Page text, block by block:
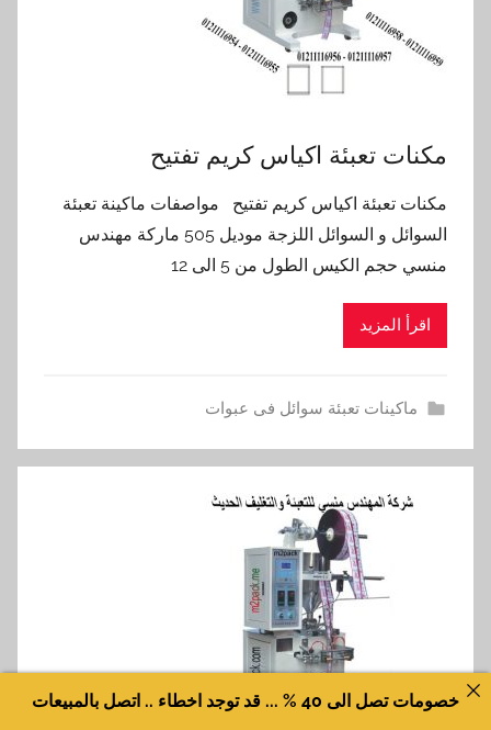
مكنات تعبئة اكياس كريم تفتيح
مكنات تعبئة اكياس كريم تفتيح مواصفات ماكينة تعبئة
السوائل و السوائل اللزجة موديل 505 ماركة مهندس
منسي حجم الكيس الطول من 5 الى 12
اقرأ المزيد
ماكينات تعبئة سوائل فى عبوات
خصومات تصل الى 40 % ... قد توجد اخطاء .. اتصل بالمبيعات